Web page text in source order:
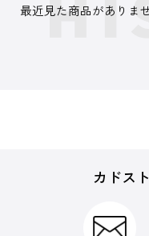
最近見た商品がありませ
カドス